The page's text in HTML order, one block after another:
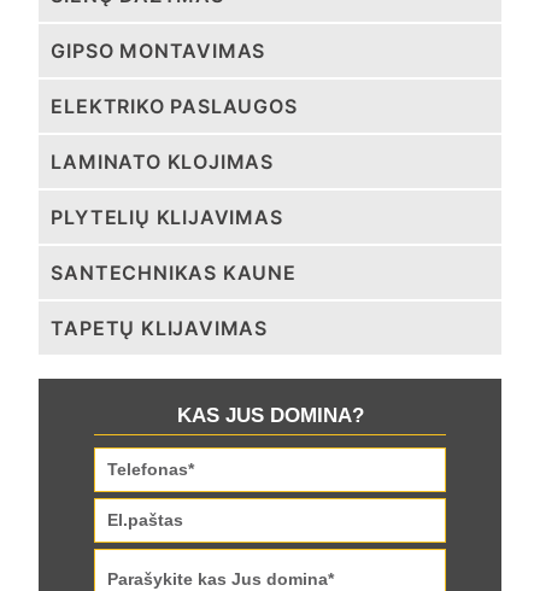
GIPSO MONTAVIMAS
ELEKTRIKO PASLAUGOS
LAMINATO KLOJIMAS
PLYTELIŲ KLIJAVIMAS
SANTECHNIKAS KAUNE
TAPETŲ KLIJAVIMAS
KAS JUS DOMINA?